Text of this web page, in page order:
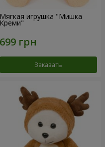
Мягкая игрушка "Мишка
Креми"
Заказать